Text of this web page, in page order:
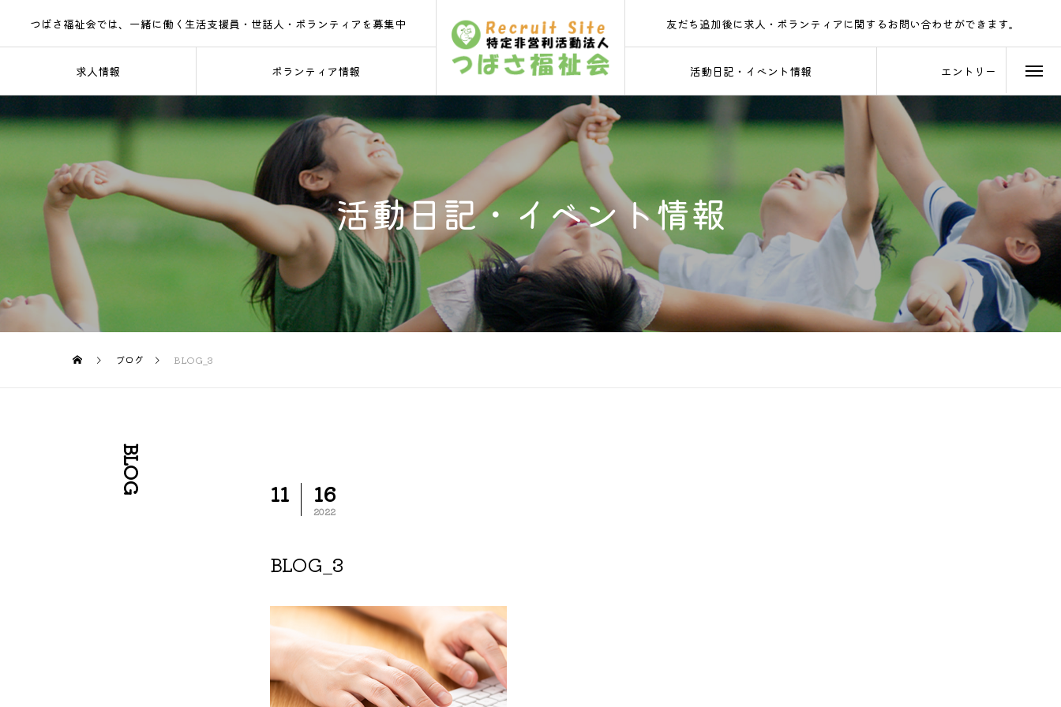
求人情報 ボランティア情報 活動日記・イベント情報 エントリー
つばさ福祉会では、一緒に働く生活支援員・世話人・ボランティアを募集中 友だち追加後に求人・ボランティアに関するお問い合わせができます。
LINEでのご連絡をお待ちしております。
活動日記・イベント情報
ブログ BLOG_3
BLOG 11 16
2022
BLOG_3